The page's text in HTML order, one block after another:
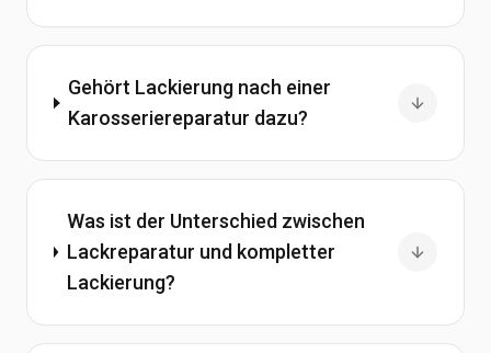
Gehört Lackierung nach einer
Karosseriereparatur dazu?
Was ist der Unterschied zwischen
Lackreparatur und kompletter
Lackierung?